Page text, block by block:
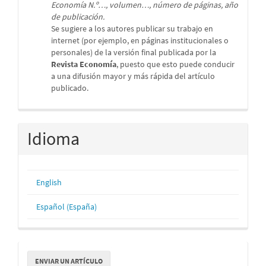
Economía N.º…, volumen…, número de páginas, año
de publicación.
Se sugiere a los autores publicar su trabajo en
internet (por ejemplo, en páginas institucionales o
personales) de la versión final publicada por la
Revista Economía, puesto que esto puede conducir
a una difusión mayor y más rápida del artículo
publicado.
Idioma
English
Español (España)
Enviar
ENVIAR UN ARTÍCULO